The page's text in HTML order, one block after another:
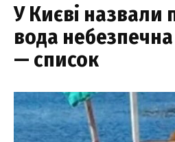
У Києві назвали
вода
— список